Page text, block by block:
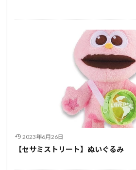
2023年6月26日
【セサミストリート】ぬいぐるみ